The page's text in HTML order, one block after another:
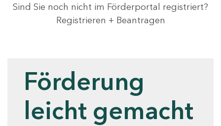
Sind Sie noch nicht im Förderportal registriert?
Registrieren + Beantragen
Förderung
leicht gemacht